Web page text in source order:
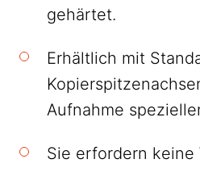
gehärtet.
Erhältlich mit
Aufnahme
Sie erfordern keine